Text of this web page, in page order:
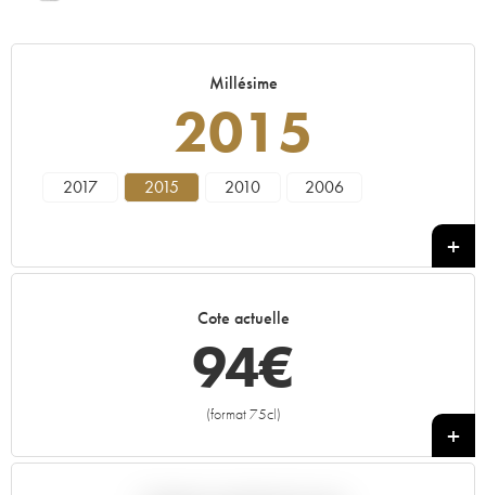
Millésime
2015
2017 2015 2010 2006
Cote actuelle
94€
(format 75cl)
+